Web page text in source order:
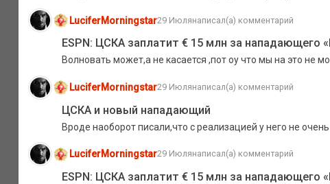
LuciferMorningstar29 Июлянаписал(а) комментарий
ESPN: ЦСКА заплатит € 15 млн за нападающего
Волновать может,а не касается ,пот оу что мы на это не
LuciferMorningstar29 Июлянаписал(а) комментарий
ЦСКА и новый нападающий
Вроде наоборот писали,что с реализацией у него не очень
LuciferMorningstar29 Июлянаписал(а) комментарий
ESPN: ЦСКА заплатит € 15 млн за нападающего